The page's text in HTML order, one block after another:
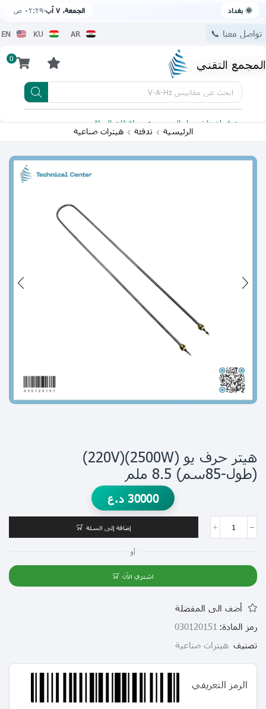
🌞 بغداد الجمعة، ٧ آب ٠٢:٢٩ ص
تواصل معنا 📞 AR
KU
EN
المجمع التقني 0
ابحث عن مقاييس V-A-Hz
يتوفر لدينا توصيل الى جميع محافظات العراق
الرئيسية تدفئة هيترات صناعية
هيتر حرف يو (2500W)(220V)
(طول-85سم) 8.5 ملم
30000 د.ع
إضافة إلى السلة
أو
اشتري الآن
أضف الى المفضلة
رمز المادة: 030120151
تصنيف هيترات صناعية
الرمز التعريفي